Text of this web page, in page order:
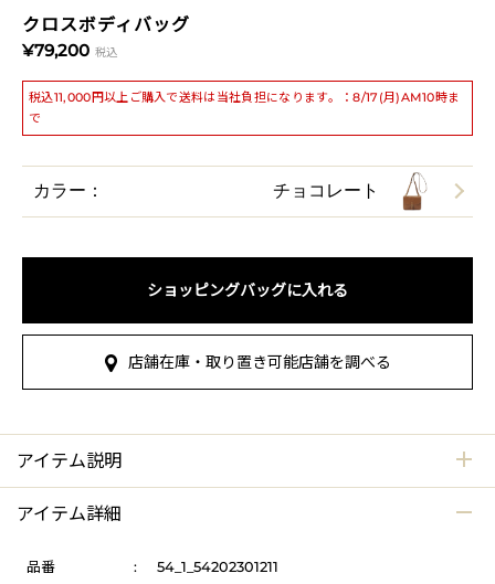
クロスボディバッグ
¥79,200 税込
税込11,000円以上ご購入で送料は当社負担になります。：8/17(月)AM10時ま
で
カラー： チョコレート
ショッピングバッグに入れる
店舗在庫・取り置き可能店舗を調べる
アイテム説明
アイテム詳細
品番 :
54_1_54202301211